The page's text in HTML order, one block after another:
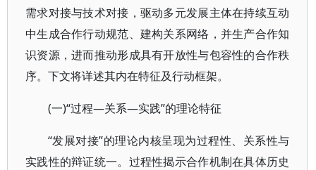
需求对接与技术对接，驱动多元发展主体在持续互动
中生成合作行动规范、建构关系网络，并生产合作知
识资源，进而推动形成具有开放性与包容性的合作秩
序。下文将详述其内在特征及行动框架。
(一)“过程—关系—实践”的理论特征
“发展对接”的理论内核呈现为过程性、关系性与
实践性的辩证统一。过程性揭示合作机制在具体历史